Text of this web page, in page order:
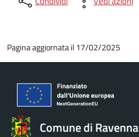
Pagina aggiornata il 17/02/2025
Comune di Ravenna